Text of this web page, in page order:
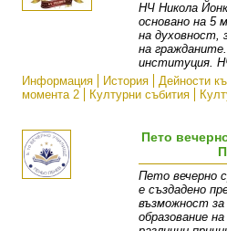
НЧ Никола
основано на 5
на духовност,
на
институция.
Информация
История Дейности
момента 2
Културни събития
Пето
Пето вечерно
е създадено
възможност за
образование